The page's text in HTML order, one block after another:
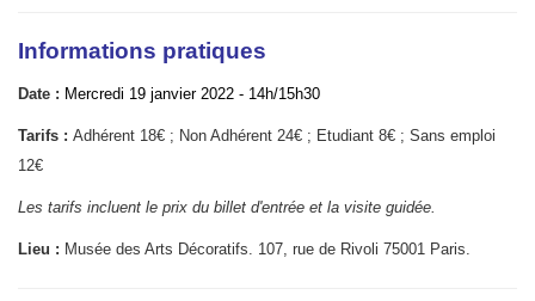
Informations pratiques
Date : Mercredi 19 janvier 2022 - 14h/15h30
Tarifs : Adhérent 18€ ; Non Adhérent 24€ ; Etudiant 8€ ; Sans emploi
12€
Les tarifs incluent le prix du billet d'entrée et la visite guidée.
Lieu : Musée des Arts Décoratifs. 107, rue de Rivoli 75001 Paris.